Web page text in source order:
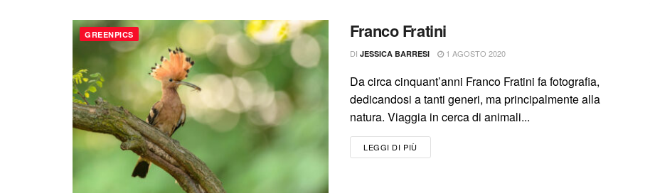
GREENPICS Franco Fratini
DI JESSICA BARRESI 1 AGOSTO 2020
Da circa cinquant’anni Franco Fratini fa fotografia,
dedicandosi a tanti generi, ma principalmente alla
natura. Viaggia in cerca di animali...
LEGGI DI PIÙ